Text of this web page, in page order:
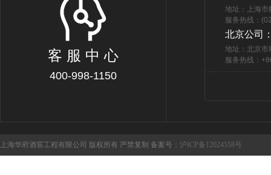
客 服 中 心
400-998-1150
地址：上海
服务热线：
北京公司
地址：北京市
服务热线：
上海华府酒窖工程有限公司 版权所有 严禁复制 备案号： 沪ICP备12024558号